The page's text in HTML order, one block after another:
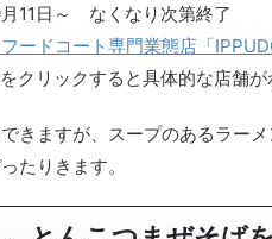
11日～ なくなり次第終了
ードコート専門業態店「
クすると具体的な店舗がわ
きますが、スープのあるラー
たりきます。